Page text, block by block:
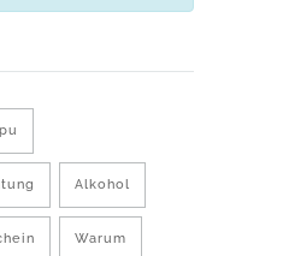
Alkohol
Warum